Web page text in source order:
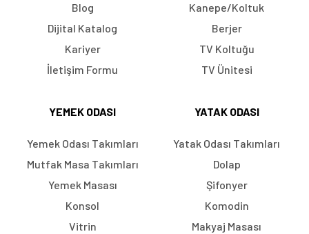
Blog
Dijital Katalog
Kariyer
İletişim Formu
Kanepe/Koltuk
Berjer
TV Koltuğu
TV Ünitesi
YEMEK ODASI
Yemek Odası Takımları
Mutfak Masa Takımları
Yemek Masası
Konsol
Vitrin
YATAK ODASI
Yatak Odası Takımları
Dolap
Şifonyer
Komodin
Makyaj Masası